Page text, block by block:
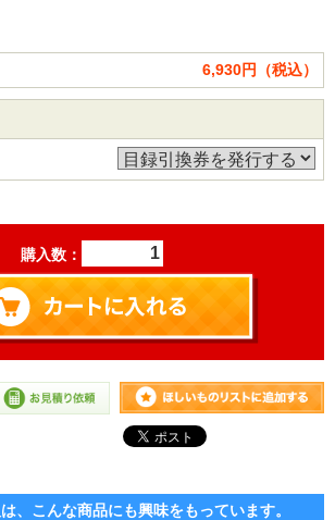
6,930円（税込）
購入数：
、こんな商品にも興味をもっています。